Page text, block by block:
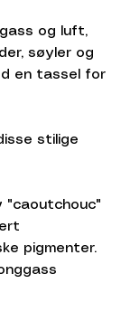
og luft,
søyler og
en tassel for
stilige
"caoutchouc"
pigmenter.